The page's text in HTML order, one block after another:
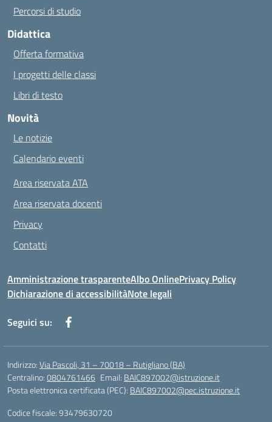
Percorsi di studio
Didattica
Offerta formativa
I progetti delle classi
Libri di testo
Novità
Le notizie
Calendario eventi
Area riservata ATA
Area riservata docenti
Privacy
Contatti
Amministrazione trasparenteAlbo OnlinePrivacy Policy
Dichiarazione di accessibilitàNote legali
Seguici su:
Indirizzo:Via Pascoli, 31 – 70018 – Rutigliano (BA)
Centralino:0804761466 Email: BAIC897002@istruzione.it
Posta elettronica certificata (PEC): BAIC897002@pec.istruzione.it
Codice fiscale: 93479630720